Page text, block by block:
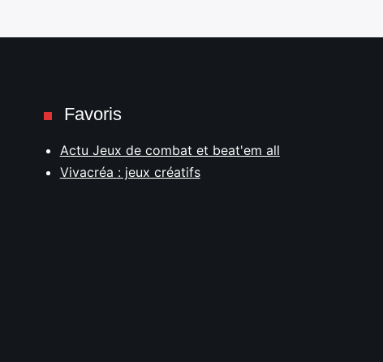
Favoris
Actu Jeux de combat et beat'em all
Vivacréa : jeux créatifs